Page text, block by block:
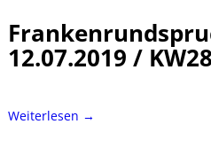
12.07.2019 / KW28
Weiterlesen →